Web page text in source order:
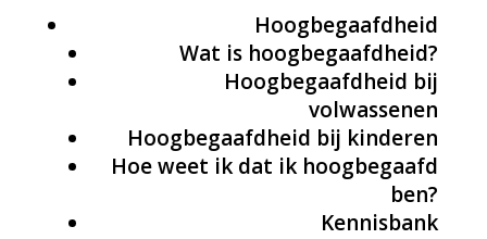
Hoogbegaafdheid
Wat is hoogbegaafdheid?
Hoogbegaafdheid bij
volwassenen
Hoogbegaafdheid bij kinderen
Hoe weet ik dat ik hoogbegaafd
ben?
Kennisbank